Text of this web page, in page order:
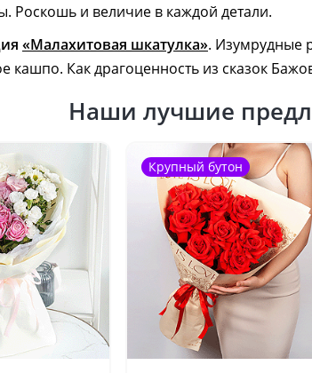
Роскошь и величие в каждой детали.
«Малахитовая шкатулка». Изумрудные
кашпо. Как драгоценность из сказок
Наши лучшие
Крупный бутон